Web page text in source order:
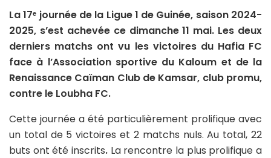
La 17ᵉ journée de la Ligue 1 de Guinée, saison 2024-
2025, s’est achevée ce dimanche 11 mai. Les deux
derniers matchs ont vu les victoires du Hafia FC
face à l’Association sportive du Kaloum et de la
Renaissance Caïman Club de Kamsar, club promu,
contre le Loubha FC.
Cette journée a été particulièrement prolifique avec
un total de 5 victoires et 2 matchs nuls. Au total, 22
buts ont été inscrits. La rencontre la plus prolifique a